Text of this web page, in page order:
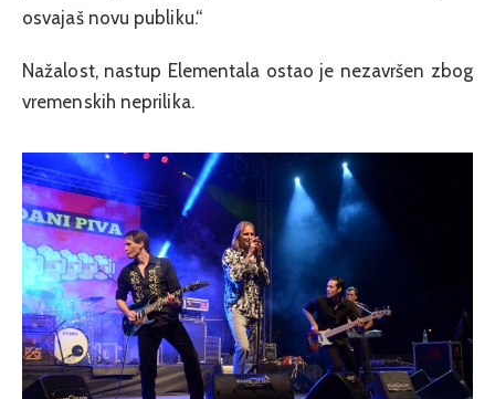
osvajaš novu publiku.“
Nažalost, nastup Elementala ostao je nezavršen zbog
vremenskih neprilika.